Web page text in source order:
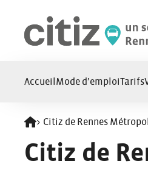
Accueil Mode d’emploiTarifs
Retour à l'accueil
> Citiz de Rennes
Citiz de